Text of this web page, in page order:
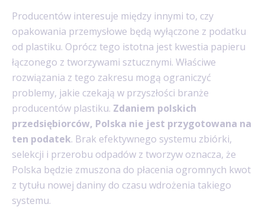
Producentów interesuje między innymi to, czy
opakowania przemysłowe będą wyłączone z podatku
od plastiku. Oprócz tego istotna jest kwestia papieru
łączonego z tworzywami sztucznymi. Właściwe
rozwiązania z tego zakresu mogą ograniczyć
problemy, jakie czekają w przyszłości branże
producentów plastiku. Zdaniem polskich
przedsiębiorców, Polska nie jest przygotowana na
ten podatek. Brak efektywnego systemu zbiórki,
selekcji i przerobu odpadów z tworzyw oznacza, że
Polska będzie zmuszona do płacenia ogromnych kwot
z tytułu nowej daniny do czasu wdrożenia takiego
systemu.